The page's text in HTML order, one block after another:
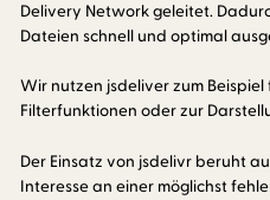
Delivery Network geleitet.
Dateien schnell und optimal
Wir nutzen jsdeliver zum
Filterfunktionen oder zur
Der Einsatz von jsdelivr beruht
Interesse an einer möglichst